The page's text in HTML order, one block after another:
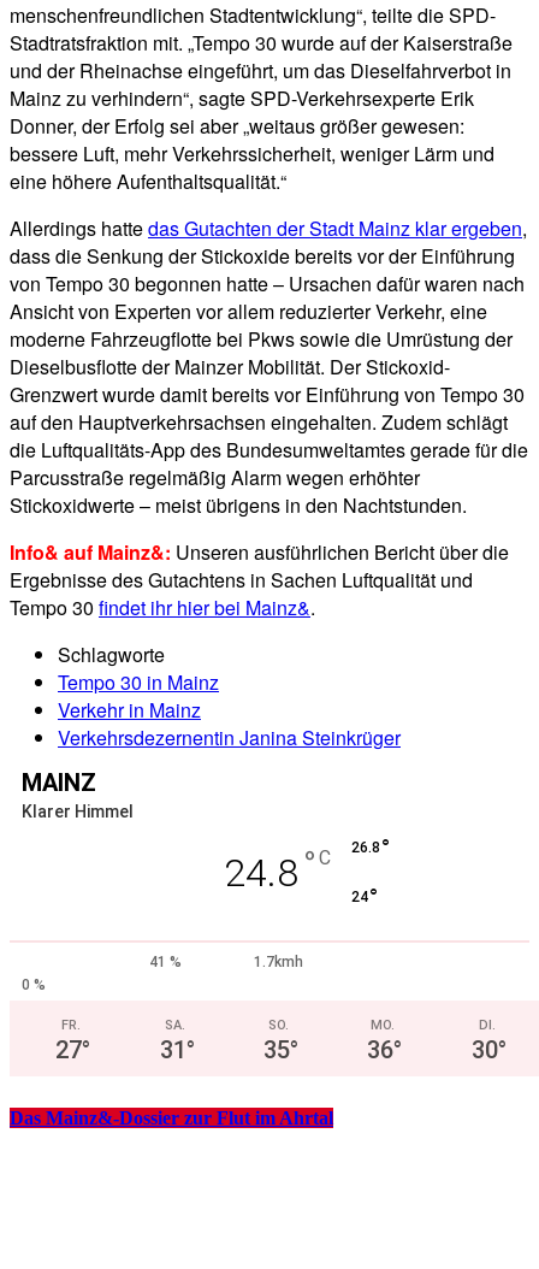
menschenfreundlichen Stadtentwicklung“, teilte die SPD-
Stadtratsfraktion mit. „Tempo 30 wurde auf der Kaiserstraße
und der Rheinachse eingeführt, um das Dieselfahrverbot in
Mainz zu verhindern“, sagte SPD-Verkehrsexperte Erik
Donner, der Erfolg sei aber „weitaus größer gewesen:
bessere Luft, mehr Verkehrssicherheit, weniger Lärm und
eine höhere Aufenthaltsqualität.“
Allerdings hattedas Gutachten der Stadt Mainz klar ergeben,
dass die Senkung der Stickoxide bereits vor der Einführung
von Tempo 30 begonnen hatte – Ursachen dafür waren nach
Ansicht von Experten vor allem reduzierter Verkehr, eine
moderne Fahrzeugflotte bei Pkws sowie die Umrüstung der
Dieselbusflotte der Mainzer Mobilität. Der Stickoxid-
Grenzwert wurde damit bereits vor Einführung von Tempo 30
auf den Hauptverkehrsachsen eingehalten. Zudem schlägt
die Luftqualitäts-App des Bundesumweltamtes gerade für die
Parcusstraße regelmäßig Alarm wegen erhöhter
Stickoxidwerte – meist übrigens in den Nachtstunden.
Info& auf Mainz&: Unseren ausführlichen Bericht über die
Ergebnisse des Gutachtens in Sachen Luftqualität und
Tempo 30 findet ihr hier bei Mainz&.
Schlagworte
Tempo 30 in Mainz
Verkehr in Mainz
Verkehrsdezernentin Janina Steinkrüger
MAINZ
Klarer Himmel
24.8 ° C 26.8 °
24°
41 %
1.7kmh
0 %
FR.
27°
SA.
31°
SO.
35°
MO.
36°
DI.
30°
Das Mainz&-Dossier zur Flut im Ahrtal